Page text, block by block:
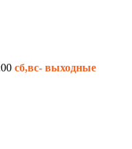
сб,вс- выходные